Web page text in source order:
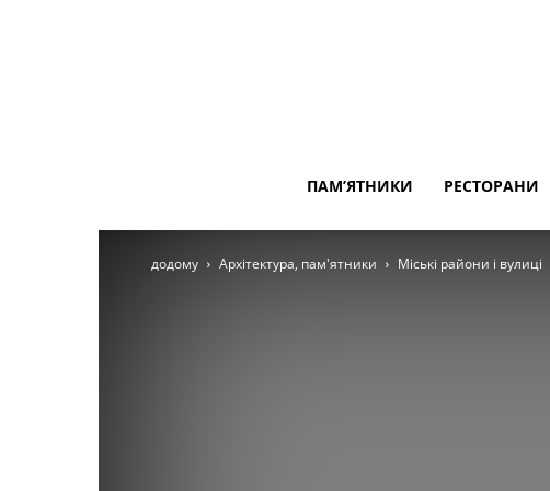
ПАМ’ЯТНИКИ РЕСТОРАНИ
додому Архітектура, пам'ятники Міські райони і вулиці